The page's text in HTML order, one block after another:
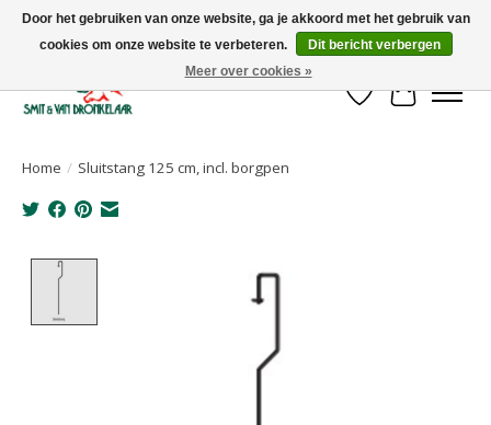
Uw leverancier voor stalinrichtingen en het opruwen van betonvloeren!
Verlanglijst
Home / Sluitstang 125 cm, incl. borgpen
Product image slideshow Items
Door het gebruiken van onze website, ga je akkoord met het gebruik van
cookies om onze website te verbeteren.
Dit bericht verbergen
Meer over cookies »